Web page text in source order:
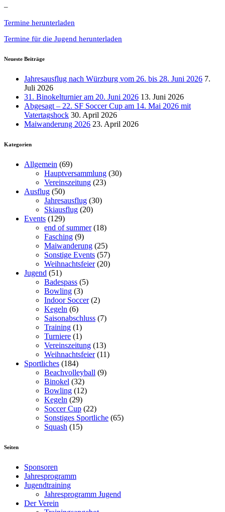
–
Termine herunterladen
Termine für die Jugend herunterladen
Neueste Beiträge
Jahresausflug nach Würzburg vom 26. bis 28. Juni 2026 7.
Juli 2026
31. Binokelturnier am 20. Juni 2026 13. Juni 2026
Abgesagt – 22. SF Soccer Cup am 14. Mai 2026 mit
Vatertagshock 30. April 2026
Maiwanderung 2026 23. April 2026
Kategorien
Allgemein (69)
Hauptversammlung (30)
Vereinszeitung (23)
Ausflug (50)
Jahresausflug (30)
Skiausflug (20)
Events (129)
end of summer(18)
Fasching (9)
Maiwanderung (25)
Sonstige Events (57)
Weihnachtsfeier(20)
Jugend (51)
Badespass (5)
Bowling (3)
Indoor Soccer(2)
Kegeln (6)
Saisonabschluss (7)
Training (1)
Turniere (1)
Vereinszeitung (13)
Weihnachtsfeier(11)
Sportliches (184)
Beachvolleyball (9)
Binokel (32)
Bowling (12)
Kegeln (29)
Soccer Cup (22)
Sonstiges Sportliche (65)
Squash (15)
Seiten
Sponsoren
Jahresprogramm
Jugendtraining
Jahresprogramm Jugend
Der Verein